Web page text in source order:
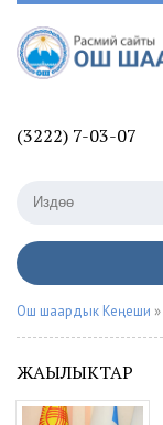
(3222) 7-03-07
Ош шаардык Кеңеши »
ЖАҢЫЛЫКТАР